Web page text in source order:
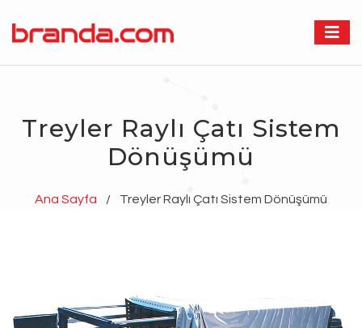
Treyler Raylı Çatı Sistem
Dönüşümü
Ana Sayfa / Treyler Raylı Çatı Sistem Dönüşümü